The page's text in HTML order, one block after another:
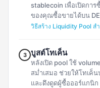
stablecoin เพื่อเปิดกา
ของคุณซื้อขายได้บน
วิธีสร้าง Liquidity Pool ส
3 บูสต์โทเค็น
หลังเปิด pool ใช้
สม่ำเสมอ ช่วยให้โทเค็
และดึงดูดผู้ซื้อออร์แกนิก